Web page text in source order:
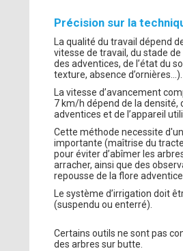
Précision sur la
La qualité du travail dépend
vitesse de travail, du stade
des adventices, de l’état du
texture, absence d’ornières…).
La vitesse d’avancement
7 km/h dépend de la densité,
adventices et de l’appareil
Cette méthode necessite
importante (maîtrise du
pour éviter d’abîmer les
arracher, ainsi que des
repousse de la flore adventice.
Le système d’irrigation doit
(suspendu ou enterré).
Certains outils ne sont pas
des arbres sur butte.